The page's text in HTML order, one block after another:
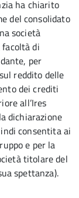
ha chiarito
del consolidato
società
di
per
reddito delle
dei crediti
all’Ires
dichiarazione
consentita ai
e per la
titolare del
spettanza).